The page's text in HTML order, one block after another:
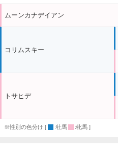
ムーンカナデイアン
コリムスキー
トサヒデ
※性別の色分け [ :牡馬 :牝馬 ]